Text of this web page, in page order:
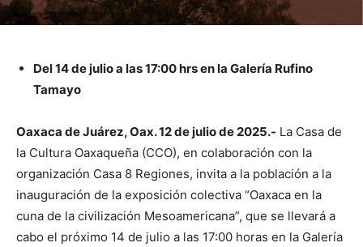
Del 14 de julio a las 17:00 hrs en la Galería Rufino
Tamayo
Oaxaca de Juárez, Oax. 12 de julio de 2025.- La Casa de
la Cultura Oaxaqueña (CCO), en colaboración con la
organización Casa 8 Regiones, invita a la población a la
inauguración de la exposición colectiva “Oaxaca en la
cuna de la civilización Mesoamericana”, que se llevará a
cabo el próximo 14 de julio a las 17:00 horas en la Galería